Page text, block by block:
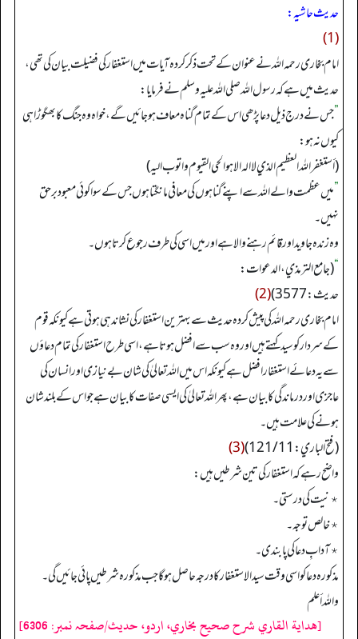
حدیث حاشیہ:
(1)
امام بخاری رحمہ اللہ نے عنوان کے تحت ذکر کردہ آیات میں استغفار کی فضیلت بیان کی تھی،
حدیث میں ہے کہ رسول اللہ صلی اللہ علیہ وسلم نے فرمایا:
”جس نے درج ذیل دعا پڑھی اس کے تمام گناہ معاف ہو جائیں گے، خواہ وہ جنگ کا بھگوڑا ہی
کیوں نہ ہو:
(أستغفرالله العظيم الذي لا اله الا هو الحي القيوم و اتوب اليه)
”میں عظمت والے اللہ سے اپنے گناہوں کی معافی مانگتا ہوں جس کے سوا کوئی معبود برحق
نہیں۔
وہ زندہ جاوید اور قائم رہنے والا ہے اور میں اسی کی طرف رجوع کرتا ہوں۔
“(جامع الترمذي، الدعوات:
حدیث: 3577)
(2)
امام بخاری رحمہ اللہ کی پیش کردہ حدیث سے بہترین استغفار کی نشاندہی ہوتی ہے کیونکہ قوم
کے سردار کو سید کہتے ہیں اور وہ سب سے افضل ہوتا ہے، اسی طرح استغفار کی تمام دعاؤں
سے یہ دعائے استغفار افضل ہے کیونکہ اس میں اللہ تعالیٰ کی شان بے نیازی اور انسان کی
عاجزی اور درماندگی کا بیان ہے، پھر اللہ تعالیٰ کی ایسی صفات کا بیان ہے جو اس کے بلند شان
ہونے کی علامت ہیں۔
(فتح الباري: 121/11)
(3)
واضح رہے کہ استغفار کی تین شرطیں ہیں:
٭ نیت کی درستی۔
٭ خالص توجہ۔
٭ آدابِ دعا کی پابندی۔
مذکورہ دعا کو اسی وقت سید الاستغفار کا درجہ حاصل ہوگا جب مذکورہ شرطیں پائی جائیں گی۔
واللہ أعلم
[هداية القاري شرح صحيح بخاري، اردو، حدیث/صفحہ نمبر: 6306]